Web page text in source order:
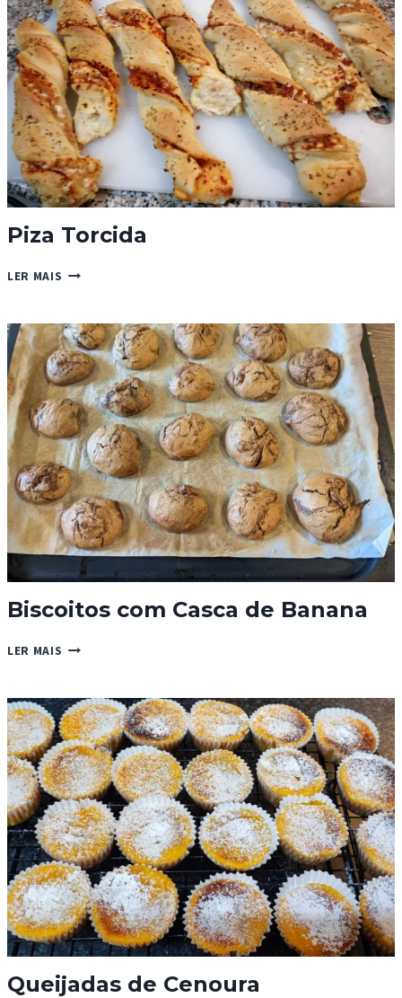
Piza Torcida
LER MAIS PIZA
Biscoitos com Casca de Banana
LER MAIS BISCOITOS
DE
BANANA
Queijadas de Cenoura